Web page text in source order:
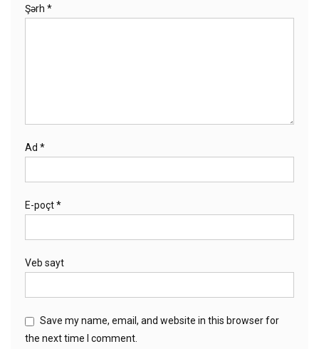
Şərh *
Ad *
E-poçt*
Veb sayt
Save my name, email, and website in this browser for
the next time I comment.